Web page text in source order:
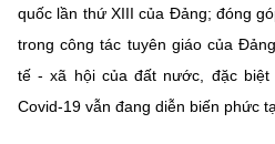
Năng lượng nguyên tử
Nhiệm vụ trọng tâm
Vietnamese
quốc lần thứ XIII của Đảng; đóng
trong công tác tuyên giáo của
tế - xã hội của đất nước, đặc biệt
Covid-19 vẫn đang diễn biến phức